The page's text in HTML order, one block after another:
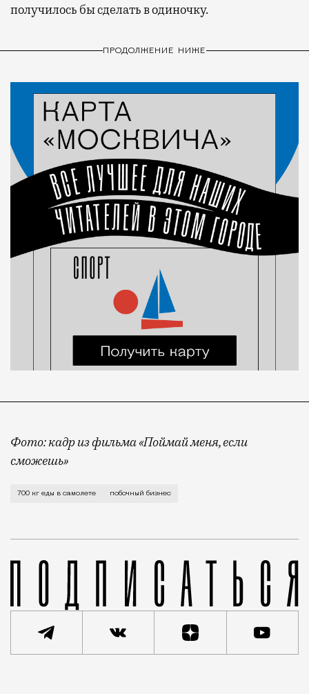
получилось бы сделать в одиночку.
ПРОДОЛЖЕНИЕ НИЖЕ
Фото: кадр из фильма «Поймай меня, если
сможешь»
Как пишет Baza, это был рейс «ЮТэйр» в Анадырь.
700 кг еды в самолете побочный бизнес